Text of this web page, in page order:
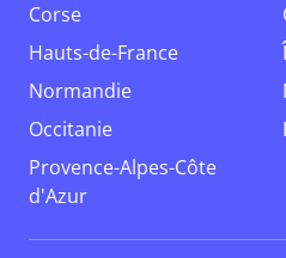
Corse
Hauts-de-France
Normandie
Occitanie
Provence-Alpes-Côte
d'Azur